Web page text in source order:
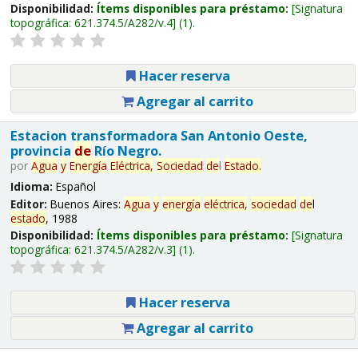
Disponibilidad: Ítems disponibles para préstamo: Signatura
topográfica: 621.374.5/A282/v.4 (1).
Hacer reserva
Agregar al carrito
Estacion transformadora San Antonio Oeste,
provincia deRío Negro.
por Agua y Energía Eléctrica, Sociedad del Estado.
Idioma: Español
Editor: Buenos Aires: Agua y energía eléctrica, sociedad del
estado, 1988
Disponibilidad: Ítems disponibles para préstamo: Signatura
topográfica: 621.374.5/A282/v.3 (1).
Hacer reserva
Agregar al carrito